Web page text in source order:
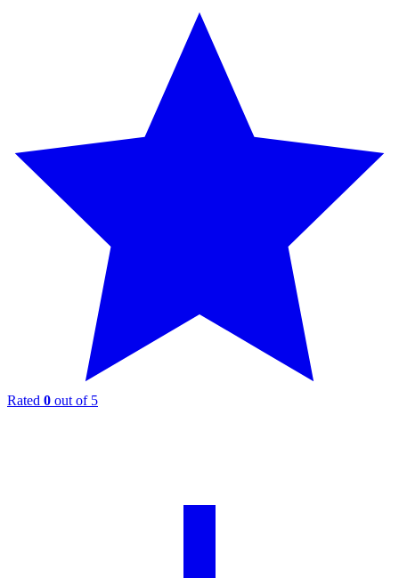
Rated 0 out of 5